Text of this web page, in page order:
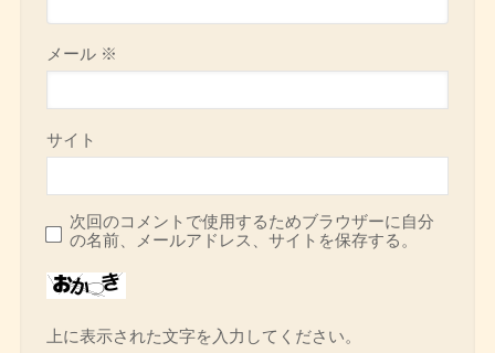
メール ※
サイト
次回のコメントで使用するためブラウザーに自分
の名前、メールアドレス、サイトを保存する。
上に表示された文字を入力してください。